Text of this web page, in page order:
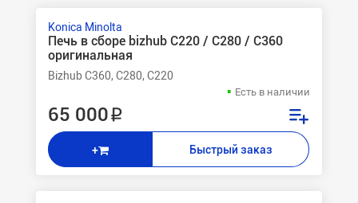
Konica Minolta
Печь в сборе bizhub С220 / C280 / C360
оригинальная
Bizhub C360, C280, C220
Есть в наличии
65 000 ₽
+ Быстрый заказ